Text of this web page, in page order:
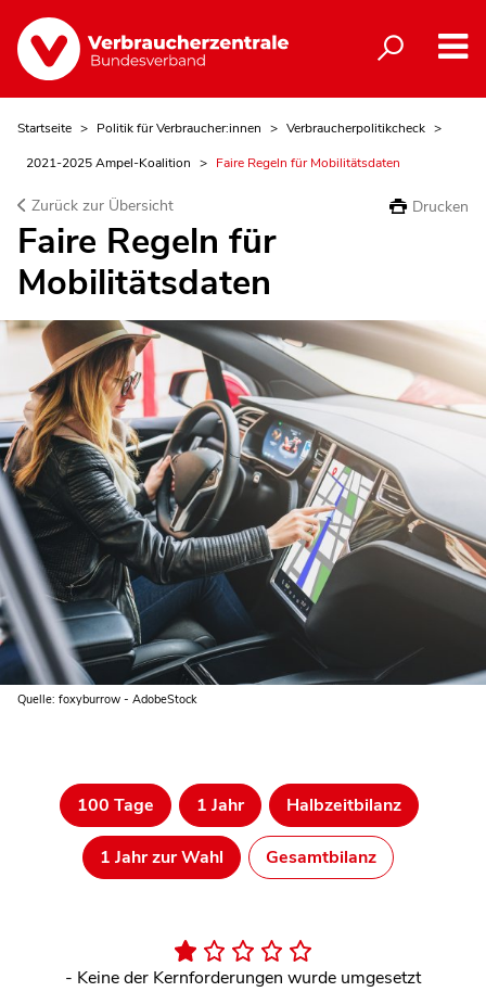
Startseite Politik für Verbraucher:innen
Verbraucherpolitikcheck
2021-2025 Ampel-Koalition
Faire Regeln für Mobilitätsdaten
Zurück zur Übersicht Drucken
Faire Regeln für
Mobilitätsdaten
Quelle: foxyburrow - AdobeStock
100 Tage 1 Jahr Halbzeitbilanz
1 Jahr zur Wahl Gesamtbilanz
- Keine der Kernforderungen wurde umgesetzt